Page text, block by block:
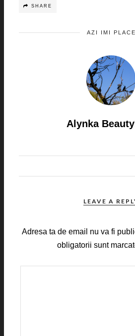
SHARE
AZI IMI PLACE
Alynka
LEAVE A
Adresa ta de email nu va fi
obligatorii sunt